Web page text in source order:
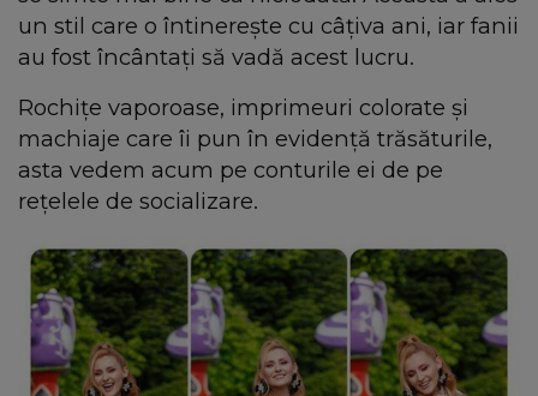
un stil care o întinerește cu câțiva ani, iar fanii
au fost încântați să vadă acest lucru.
Rochițe vaporoase, imprimeuri colorate și
machiaje care îi pun în evidență trăsăturile,
asta vedem acum pe conturile ei de pe
rețelele de socializare.